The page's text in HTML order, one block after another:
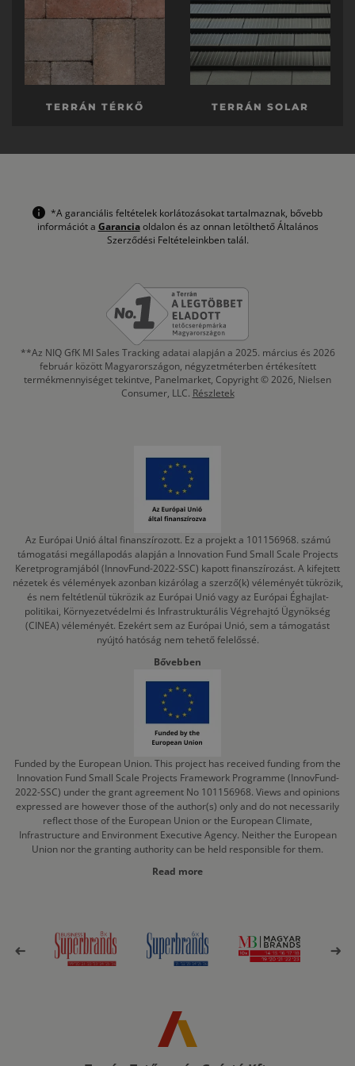
TERRÁN TÉRKŐ TERRÁN SOLAR
*A garanciális feltételek korlátozásokat tartalmaznak, bővebb
információt a Garanciaoldalon és az onnan letölthető Általános
Szerződési Feltételeinkben talál.
**Az NIQ GfK MI Sales Tracking adatai alapján a 2025. március és 2026
február között Magyarországon, négyzetméterben értékesített
termékmennyiséget tekintve, Panelmarket, Copyright © 2026, Nielsen
Consumer, LLC. Részletek
Az Európai Unió által finanszírozott. Ez a projekt a 101156968. számú
támogatási megállapodás alapján a Innovation Fund Small Scale Projects
Keretprogramjából (InnovFund-2022-SSC) kapott finanszírozást. A kifejtett
nézetek és vélemények azonban kizárólag a szerző(k) véleményét tükrözik,
és nem feltétlenül tükrözik az Európai Unió vagy az Európai Éghajlat-
politikai, Környezetvédelmi és Infrastrukturális Végrehajtó Ügynökség
(CINEA) véleményét. Ezekért sem az Európai Unió, sem a támogatást
nyújtó hatóság nem tehető felelőssé.
Bővebben
Funded by the European Union. This project has received funding from the
Innovation Fund Small Scale Projects Framework Programme (InnovFund-
2022-SSC) under the grant agreement No 101156968. Views and opinions
expressed are however those of the author(s) only and do not necessarily
reflect those of the European Union or the European Climate,
Infrastructure and Environment Executive Agency. Neither the European
Union nor the granting authority can be held responsible for them.
Read more